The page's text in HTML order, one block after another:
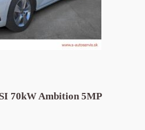
70kW Ambition 5MP